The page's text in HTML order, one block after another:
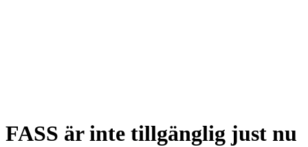
FASS är inte tillgänglig just nu